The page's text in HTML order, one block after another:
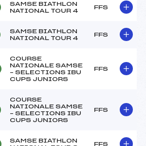
SAMSE BIATHLON
NATIONAL TOUR 4
FFS
SAMSE BIATHLON
NATIONAL TOUR 4
FFS
COURSE
NATIONALE SAMSE
– SELECTIONS IBU
CUPS JUNIORS
FFS
COURSE
NATIONALE SAMSE
– SELECTIONS IBU
CUPS JUNIORS
FFS
SAMSE BIATHLON
FFS